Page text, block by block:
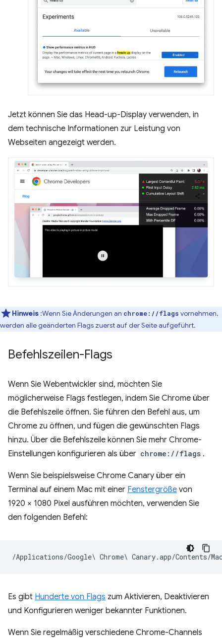
Jetzt können Sie das Head-up-Display verwenden, in
dem technische Informationen zur Leistung von
Webseiten angezeigt werden.
Hinweis :Wenn Sie Änderungen an chrome://flags vornehmen,
werden alle geänderten Flags zuerst auf der Seite aufgeführt.
Befehlszeilen-Flags
Wenn Sie Webentwickler sind, möchten Sie
möglicherweise Flags festlegen, indem Sie Chrome über
die Befehlszeile öffnen. Sie führen den Befehl aus, um
Chrome zu öffnen, und fügen die gewünschten Flags
hinzu. Über die Befehlszeile können Sie mehr Chrome-
Einstellungen konfigurieren als über chrome://flags .
Wenn Sie beispielsweise Chrome Canary über ein
Terminal auf einem Mac mit einer Fenstergröße von
1920 × 1080 Pixel ausführen möchten, verwenden Sie
den folgenden Befehl:
Es gibt Hunderte von Flags zum Aktivieren, Deaktivieren
und Konfigurieren weniger bekannter Funktionen.
Wenn Sie regelmäßig verschiedene Chrome-Channels